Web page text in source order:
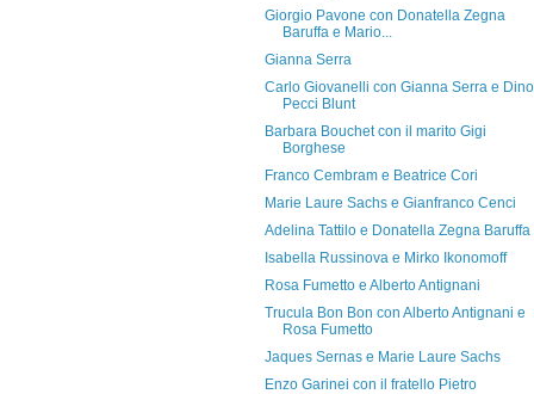
Giorgio Pavone con Donatella Zegna
Baruffa e Mario...
Gianna Serra
Carlo Giovanelli con Gianna Serra e Dino
Pecci Blunt
Barbara Bouchet con il marito Gigi
Borghese
Franco Cembram e Beatrice Cori
Marie Laure Sachs e Gianfranco Cenci
Adelina Tattilo e Donatella Zegna Baruffa
Isabella Russinova e Mirko Ikonomoff
Rosa Fumetto e Alberto Antignani
Trucula Bon Bon con Alberto Antignani e
Rosa Fumetto
Jaques Sernas e Marie Laure Sachs
Enzo Garinei con il fratello Pietro